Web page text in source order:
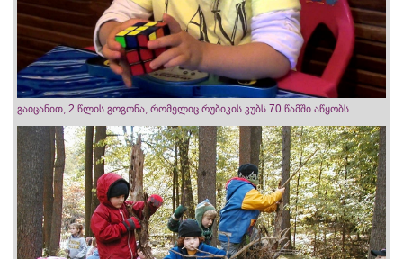
გაიცანით, 2 წლის გოგონა, რომელიც რუბიკის კუბს 70 წამში აწყობს